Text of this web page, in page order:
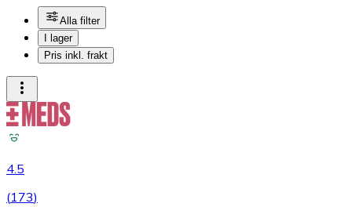
Alla filter
I lager
Pris inkl. frakt
4.5
(173)